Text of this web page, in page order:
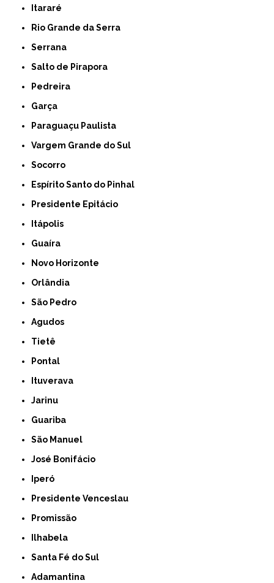
Itararé
Rio Grande da Serra
Serrana
Salto de Pirapora
Pedreira
Garça
Paraguaçu Paulista
Vargem Grande do Sul
Socorro
Espírito Santo do Pinhal
Presidente Epitácio
Itápolis
Guaíra
Novo Horizonte
Orlândia
São Pedro
Agudos
Tietê
Pontal
Ituverava
Jarinu
Guariba
São Manuel
José Bonifácio
Iperó
Presidente Venceslau
Promissão
Ilhabela
Santa Fé do Sul
Adamantina